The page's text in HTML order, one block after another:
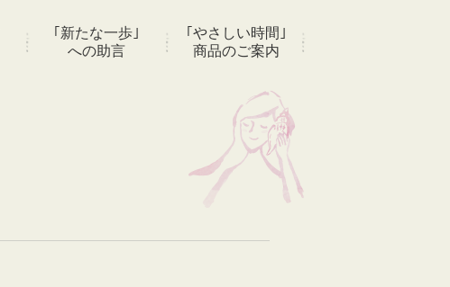
｢新たな一歩｣
への助言
｢やさしい時間｣
商品のご案内